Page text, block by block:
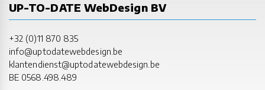
UP-TO-DATE WebDesign BV
+32 (0)11 870 835
info@uptodatewebdesign.be
klantendienst@uptodatewebdesign.be
BE 0568.498.489